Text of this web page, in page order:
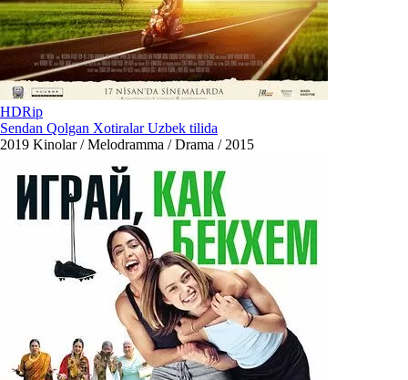
HDRip
Sendan Qolgan Xotiralar Uzbek tilida
2019 Kinolar / Melodramma / Drama / 2015